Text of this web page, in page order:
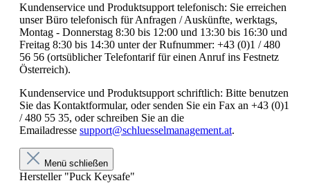
Kundenservice und Produktsupport telefonisch: Sie erreichen
unser Büro telefonisch für Anfragen / Auskünfte, werktags,
Montag - Donnerstag 8:30 bis 12:00 und 13:30 bis 16:30 und
Freitag 8:30 bis 14:30 unter der Rufnummer: +43 (0)1 / 480
56 56 (ortsüblicher Telefontarif für einen Anruf ins Festnetz
Österreich).
Kundenservice und Produktsupport schriftlich: Bitte benutzen
Sie das Kontaktformular, oder senden Sie ein Fax an +43 (0)1
/ 480 55 35, oder schreiben Sie an die
Emailadresse support@schluesselmanagement.at.
Menü schließen
Hersteller "Puck Keysafe"